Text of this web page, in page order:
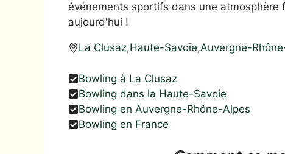
événements sportifs dans une atmosphère
aujourd'hui !
La Clusaz,Haute-Savoie,Auvergne-
Bowling à La Clusaz
Bowling dans la Haute-Savoie
Bowling en Auvergne-Rhône-Alpes
Bowling en France